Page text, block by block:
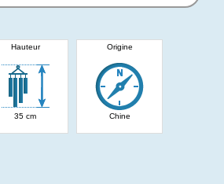
Hauteur
35 cm
Origine
Chine